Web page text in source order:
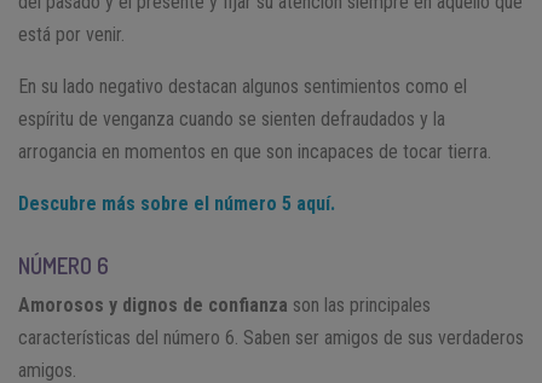
está por venir.
En su lado negativo destacan algunos sentimientos como el
espíritu de venganza cuando se sienten defraudados y la
arrogancia en momentos en que son incapaces de tocar tierra.
Descubre más sobre el número 5 aquí.
NÚMERO 6
Amorosos y dignos de confianza son las principales
características del número 6. Saben ser amigos de sus verdaderos
amigos.